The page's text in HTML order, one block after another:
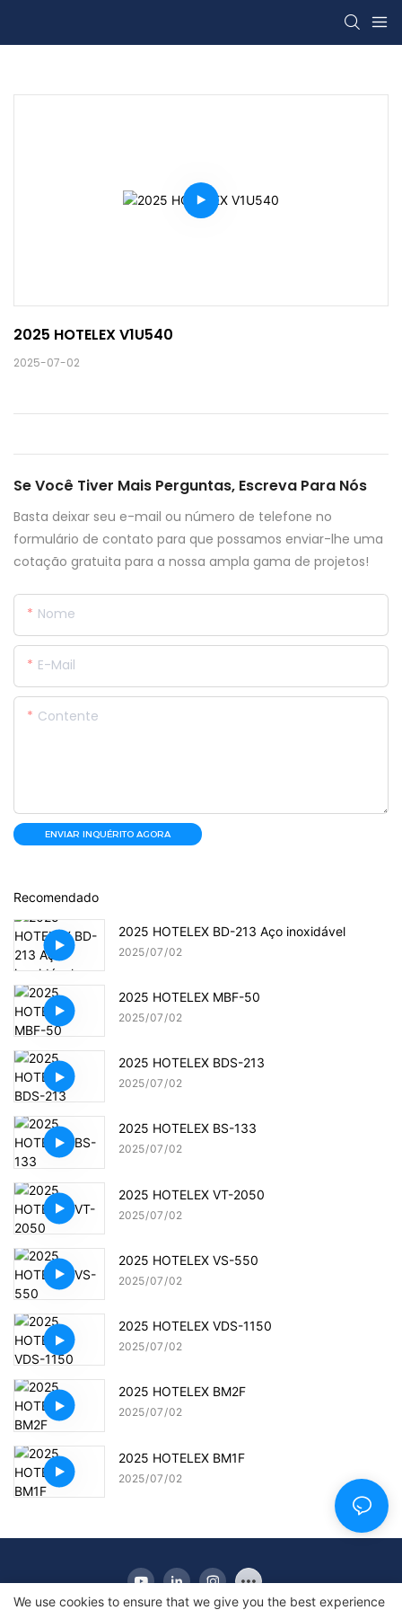
2025 HOTELEX V1U540
2025-07-02
Se Você Tiver Mais Perguntas, Escreva Para Nós
Basta deixar seu e-mail ou número de telefone no
formulário de contato para que possamos enviar-lhe uma
cotação gratuita para a nossa ampla gama de projetos!
Nome
E-Mail
Contente
ENVIAR INQUÉRITO AGORA
Recomendado
2025 HOTELEX BD-213 Aço inoxidável
2025 07 02
2025 HOTELEX MBF-50
2025 07 02
2025 HOTELEX BDS-213
2025 07 02
2025 HOTELEX BS-133
2025 07 02
2025 HOTELEX VT-2050
2025 07 02
2025 HOTELEX VS-550
2025 07 02
2025 HOTELEX VDS-1150
2025 07 02
2025 HOTELEX BM2F
2025 07 02
2025 HOTELEX BM1F
2025 07 02
We use cookies to ensure that we give you the best experience